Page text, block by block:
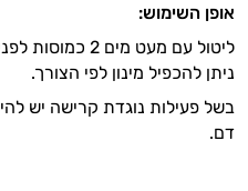
אופן השימוש:
ליטול עם מעט מים 2 כמוסות לפני הארוחות או במהלך היום.
ניתן להכפיל מינון לפי הצורך.
בשל פעילות נוגדת קרישה יש
דם.